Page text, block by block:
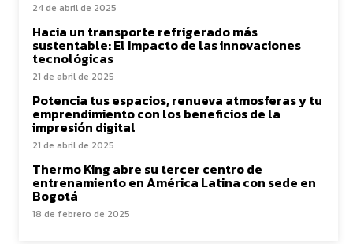
24 de abril de 2025
Hacia un transporte refrigerado más
sustentable: El impacto de las innovaciones
tecnológicas
21 de abril de 2025
Potencia tus espacios, renueva atmosferas y tu
emprendimiento con los beneficios de la
impresión digital
21 de abril de 2025
Thermo King abre su tercer centro de
entrenamiento en América Latina con sede en
Bogotá
18 de febrero de 2025